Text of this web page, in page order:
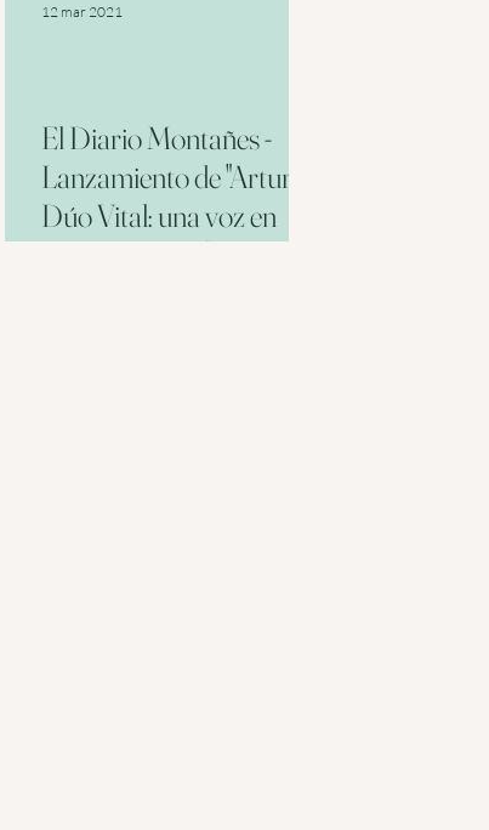
El Diario Montañes -
Lanzamiento de "Arturo
Dúo Vital: una voz en
blanco y negro"
12 mar 2021